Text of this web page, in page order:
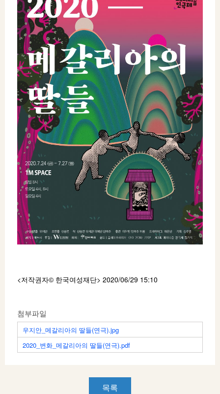
<저작권자© 한국여성재단> 2020/06/29 15:10
첨부파일
우지안_메갈리아의 딸들(연극).jpg
2020_변화_메갈리아의 딸들(연극).pdf
목록